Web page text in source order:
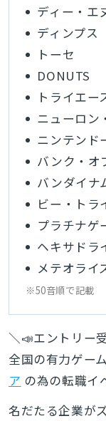
ディー・エ
ディンプス
トーセ
DONUTS
トライエー
ニューロン
ニンテンド
バンク・オ
バンダイナ
ビー・トラ
プラチナゲ
ヘキサドラ
メテオライ
※50音順で記載
＼📣エントリー
全国の有力ゲー
ア の為の転職イ
名だたる企業が